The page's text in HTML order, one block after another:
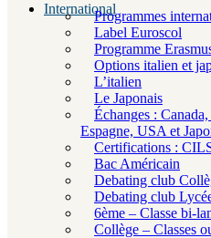
InternationalProgrammes
Label Euroscol
Programme
Options italien et
L’italien
Le Japonais
Échanges :
Espagne, USA et
Certifications :
Bac Américain
Debating club
Debating club
6ème – Classe bi-
Collège – Classes